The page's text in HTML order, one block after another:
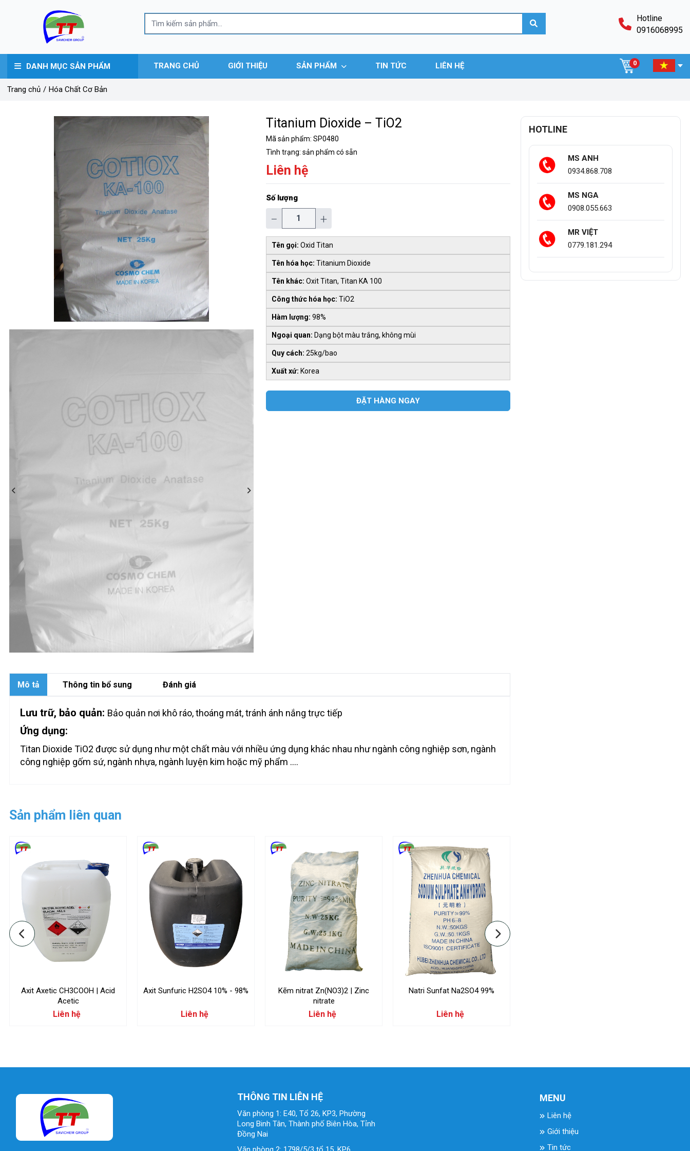
Hotline
0916068995
DANH MỤC SẢN PHẨM TRANG CHỦ GIỚI THIỆU SẢN PHẨM TIN TỨC LIÊN HỆ 0
Trang chủ / Hóa Chất Cơ Bản
Titanium Dioxide – TiO2
Mã sản phẩm: SP0480
Tình trạng: sản phẩm có sẵn
Liên hệ
Số lượng
− +
Tên gọi: Oxid Titan
Tên hóa học: Titanium Dioxide
Tên khác: Oxit Titan, Titan KA 100
Công thức hóa học: TiO2
Hàm lượng: 98%
Ngoại quan: Dạng bột màu trắng, không mùi
Quy cách: 25kg/bao
Xuất xứ: Korea
ĐẶT HÀNG NGAY
Mô tả Thông tin bổ sung Đánh giá
Lưu trữ, bảo quản: Bảo quản nơi khô ráo, thoáng mát, tránh ánh nắng trực tiếp
Ứng dụng:
Titan Dioxide TiO2 được sử dụng như một chất màu với nhiều ứng dụng khác nhau như ngành công nghiệp sơn, ngành
công nghiệp gốm sứ, ngành nhựa, ngành luyện kim hoặc mỹ phẩm ….
Sản phẩm liên quan
Axit Axetic CH3COOH | Acid
Acetic
Liên hệ
Axit Sunfuric H2SO4 10% - 98%
Liên hệ
Kẽm nitrat Zn(NO3)2 | Zinc
nitrate
Liên hệ
Natri Sunfat Na2SO4 99%
Liên hệ
HOTLINE
MS ANH
0934.868.708
MS NGA
0908.055.663
MR VIỆT
0779.181.294
THÔNG TIN LIÊN HỆ
Văn phòng 1: E40, Tổ 26, KP3, Phường
Long Binh Tân, Thành phố Biên Hòa, Tỉnh
Đồng Nai
MENU
Liên hệ
Giới thiệu
Tin tức